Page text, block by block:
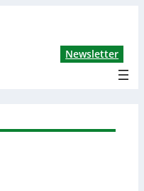
Newsletter